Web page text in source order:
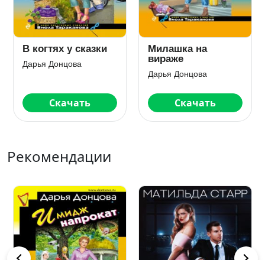
у сказки
Милашка на
Дарья Донцова
Скачать
Рекомендации